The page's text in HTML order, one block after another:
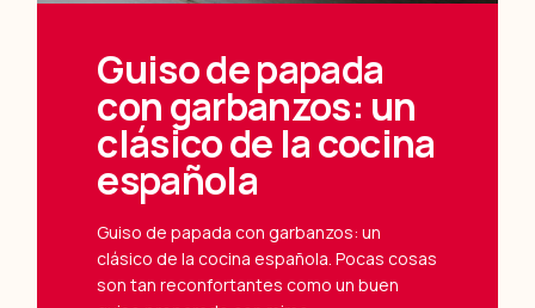
Guiso de papada
con garbanzos: un
clásico de la cocina
española
Guiso de papada con garbanzos: un
clásico de la cocina española. Pocas cosas
son tan reconfortantes como un buen